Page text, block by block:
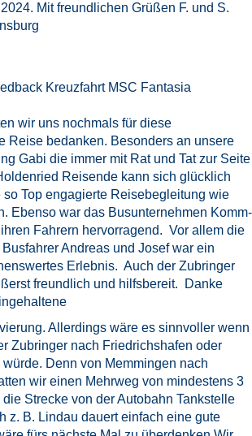
Mit freundlichen Grüßen F. und S.
Kreuzfahrt MSC Fantasia
wir uns nochmals für diese
Reise bedanken. Besonders an unsere
Gabi die immer mit Rat und Tat zur Seite
Reisende kann sich glücklich
so Top engagierte Reisebegleitung wie
Ebenso war das Busunternehmen Komm-
Fahrern hervorragend. Vor allem die
Andreas und Josef war ein
Erlebnis. Auch der Zubringer
freundlich und hilfsbereit. Danke
Allerdings wäre es sinnvoller wenn
Zubringer nach Friedrichshafen oder
würde. Denn von Memmingen nach
wir einen Mehrweg von mindestens 3
Strecke von der Autobahn Tankstelle
z. B. Lindau dauert einfach eine gute